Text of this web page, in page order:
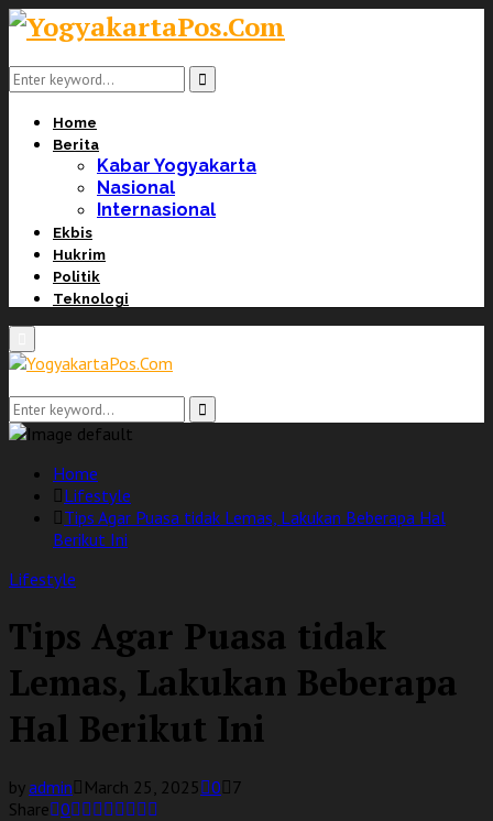
Search
for:
Search
Home
Berita
Kabar Yogyakarta
Nasional
Internasional
Ekbis
Hukrim
Politik
Teknologi
Menu
Search
for:
Search
Home
Lifestyle
Tips Agar Puasa tidak Lemas, Lakukan Beberapa Hal
Berikut Ini
Lifestyle
Tips Agar Puasa tidak
Lemas, Lakukan Beberapa
Hal Berikut Ini
byadmin March 25, 2025 0 7
Share 0